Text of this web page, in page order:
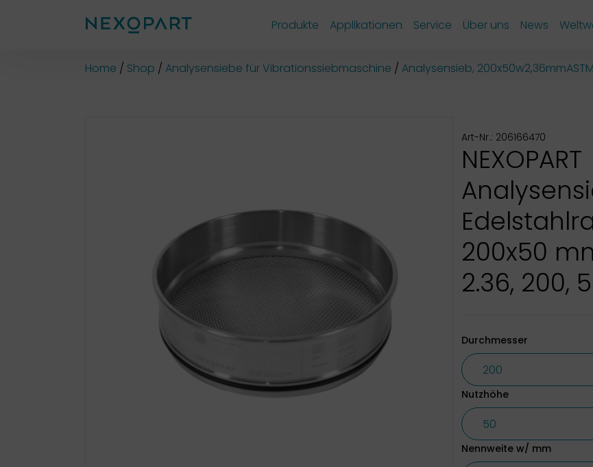
Produkte Applikationen Service Über uns News
Home Shop Analysensiebe für Vibrationssiebmaschine Analysensieb,
Art-Nr.: 206166470
NEXOPART
200x50
2.36, 200,
Durchmesser
Nutzhöhe
Nennweite w/ mm